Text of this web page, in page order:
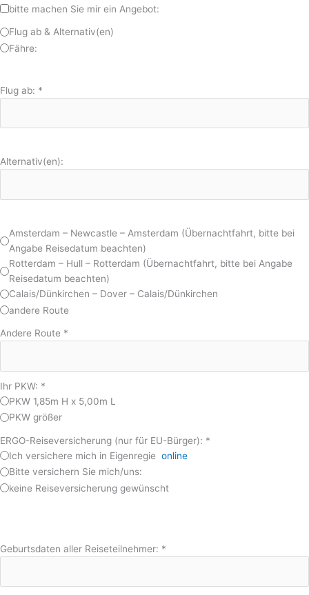
bitte machen Sie mir ein Angebot:
Flug ab & Alternativ(en)
Fähre:
Flug ab: *
Alternativ(en):
Amsterdam – Newcastle – Amsterdam (Übernachtfahrt, bitte bei
Angabe Reisedatum beachten)
Rotterdam – Hull – Rotterdam (Übernachtfahrt, bitte bei Angabe
Reisedatum beachten)
Calais/Dünkirchen – Dover – Calais/Dünkirchen
andere Route
Andere Route *
Ihr PKW: *
PKW 1,85m H x 5,00m L
PKW größer
ERGO-Reiseversicherung (nur für EU-Bürger): *
Ich versichere mich in Eigenregie online
Bitte versichern Sie mich/uns:
keine Reiseversicherung gewünscht
Geburtsdaten aller Reiseteilnehmer: *